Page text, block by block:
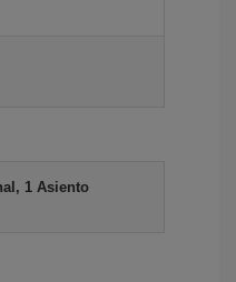
1 Asiento